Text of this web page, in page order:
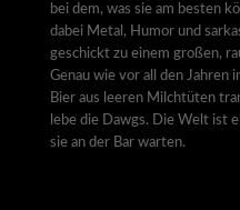
bei dem, was sie am besten
dabei Metal, Humor und
geschickt zu einem großen,
Genau wie vor all den Jahren
Bier aus leeren Milchtüten
lebe die Dawgs. Die Welt ist
sie an der Bar warten.